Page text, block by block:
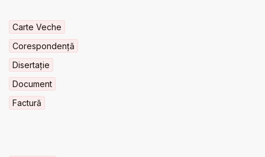
Carte Veche
Corespondență
Disertație
Document
Factură